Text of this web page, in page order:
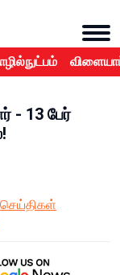
- 13 பேர்